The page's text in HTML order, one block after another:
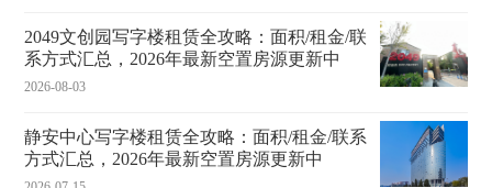
2049文创园写字楼租赁全攻略：面积/租金/联
系方式汇总，2026年最新空置房源更新中
2026-08-03
静安中心写字楼租赁全攻略：面积/租金/联系
方式汇总，2026年最新空置房源更新中